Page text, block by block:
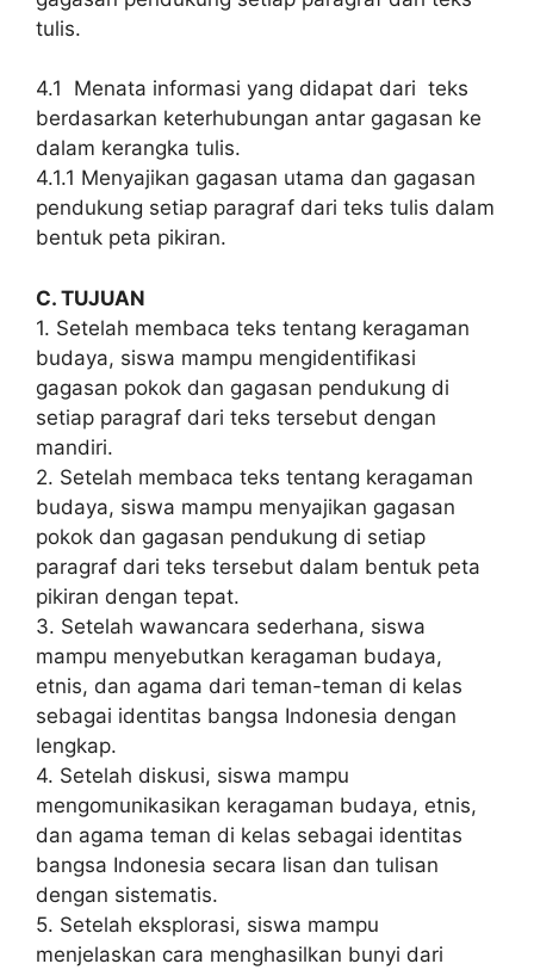
tulis.
4.1 Menata informasi yang didapat dari teks
berdasarkan keterhubungan antar gagasan ke
dalam kerangka tulis.
4.1.1 Menyajikan gagasan utama dan gagasan
pendukung setiap paragraf dari teks tulis dalam
bentuk peta pikiran.
C. TUJUAN
1. Setelah membaca teks tentang keragaman
budaya, siswa mampu mengidentifikasi
gagasan pokok dan gagasan pendukung di
setiap paragraf dari teks tersebut dengan
mandiri.
2. Setelah membaca teks tentang keragaman
budaya, siswa mampu menyajikan gagasan
pokok dan gagasan pendukung di setiap
paragraf dari teks tersebut dalam bentuk peta
pikiran dengan tepat.
3. Setelah wawancara sederhana, siswa
mampu menyebutkan keragaman budaya,
etnis, dan agama dari teman-teman di kelas
sebagai identitas bangsa Indonesia dengan
lengkap.
4. Setelah diskusi, siswa mampu
mengomunikasikan keragaman budaya, etnis,
dan agama teman di kelas sebagai identitas
bangsa Indonesia secara lisan dan tulisan
dengan sistematis.
5. Setelah eksplorasi, siswa mampu
menjelaskan cara menghasilkan bunyi dari